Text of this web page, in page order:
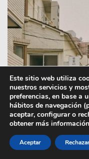
Este sitio web utiliza
nuestros servicios y
preferencias, en base a
hábitos de navegación
aceptar, configurar o
obtener más información
Aceptar